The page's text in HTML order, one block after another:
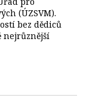
(ÚZSVM).
bez dědiců
nejrůznější